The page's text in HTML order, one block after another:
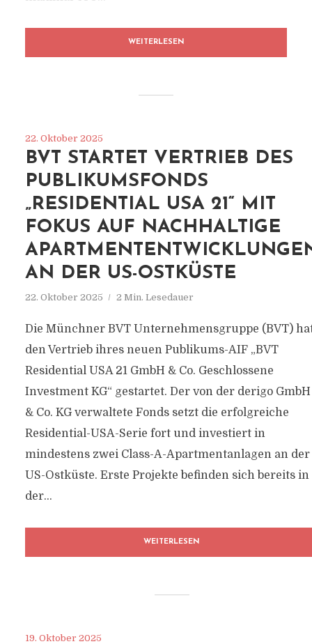
WEITERLESEN
22. Oktober 2025
BVT STARTET VERTRIEB DES
PUBLIKUMSFONDS
„RESIDENTIAL USA 21“ MIT
FOKUS AUF NACHHALTIGE
AN DER US-OSTKÜSTE
22. Oktober 2025 2 Min. Lesedauer
Die Münchner BVT Unternehmensgruppe (BVT)
den Vertrieb ihres neuen Publikums-AIF „BVT
Residential USA 21 GmbH & Co. Geschlossene
Investment KG“ gestartet. Der von der derigo GmbH
& Co. KG verwaltete Fonds setzt die erfolgreiche
Residential-USA-Serie fort und investiert in
mindestens zwei Class-A-Apartmentanlagen an der
US-Ostküste. Erste Projekte befinden sich bereits in
der...
WEITERLESEN
19. Oktober 2025